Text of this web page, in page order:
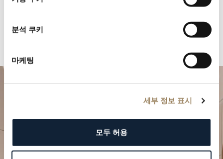
분석 쿠키
마케팅
세부 정보 표시
모두 허용